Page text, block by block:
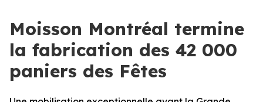
Moisson Montréal termine
la fabrication des 42 000
paniers des Fêtes